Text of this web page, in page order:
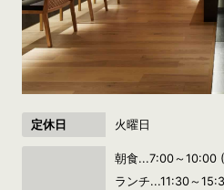
定休日 火曜日
朝食...7:00～10:00
ランチ...11:30～